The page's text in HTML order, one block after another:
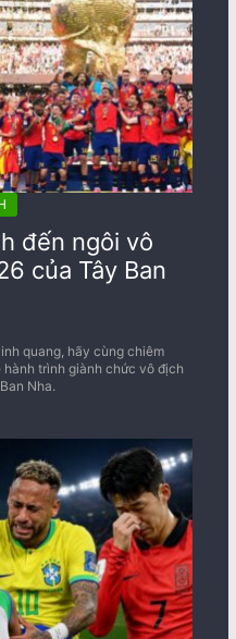
đến ngôi vô
của Tây Ban
quang, hãy cùng chiêm
trình giành chức vô địch
Nha.